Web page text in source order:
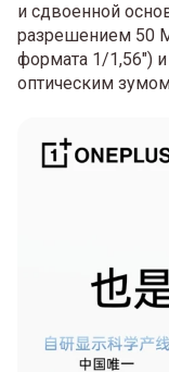
и сдвоенной
разрешением 50
формата 1/1,56")
оптическим